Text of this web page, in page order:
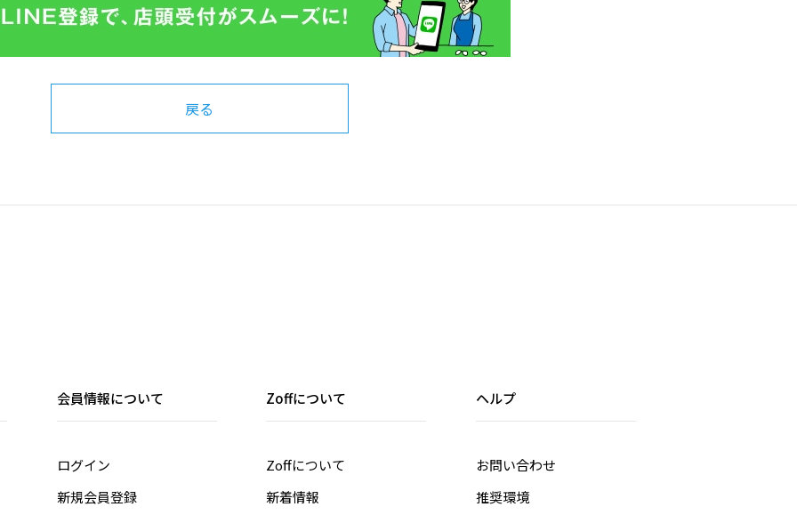
戻る
会員情報について
ログイン
新規会員登録
Zoffについて
Zoffについて
新着情報
ヘルプ
お問い合わせ
推奨環境